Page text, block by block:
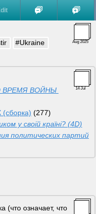
Aug 2025
#Ukraine
14 Jul
ВОЙНЫ
(277)
у своій країні? (4D)
политических партий
(что означает, что